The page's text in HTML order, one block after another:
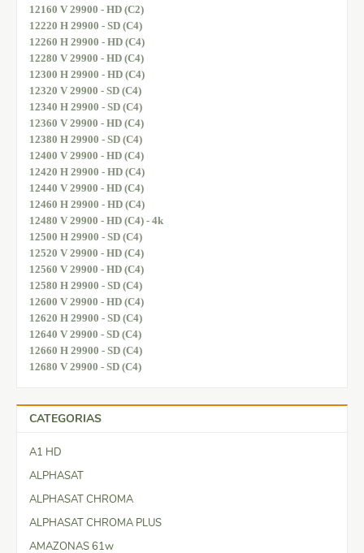
12160 V 29900 - HD (C2)
12220 H 29900 - SD (C4)
12260 H 29900 - HD (C4)
12280 V 29900 - HD (C4)
12300 H 29900 - HD (C4)
12320 V 29900 - SD (C4)
12340 H 29900 - SD (C4)
12360 V 29900 - HD (C4)
12380 H 29900 - SD (C4)
12400 V 29900 - HD (C4)
12420 H 29900 - HD (C4)
12440 V 29900 - HD (C4)
12460 H 29900 - HD (C4)
12480 V 29900 - HD (C4) - 4k
12500 H 29900 - SD (C4)
12520 V 29900 - HD (C4)
12560 V 29900 - HD (C4)
12580 H 29900 - SD (C4)
12600 V 29900 - HD (C4)
12620 H 29900 - SD (C4)
12640 V 29900 - SD (C4)
12660 H 29900 - SD (C4)
12680 V 29900 - SD (C4)
CATEGORIAS
A1 HD
ALPHASAT
ALPHASAT CHROMA
ALPHASAT CHROMA PLUS
AMAZONAS 61w